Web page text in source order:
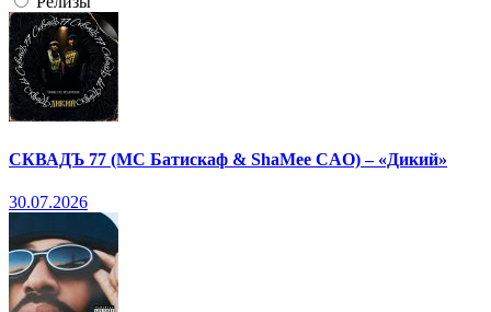
СКВАДЪ 77 (МС Батискаф & ShaMee CAO) – «Дикий»
30.07.2026